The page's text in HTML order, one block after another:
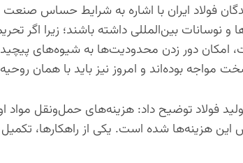
فولاد ایران با اشاره به شرایط حساس
و نوسانات بین‌المللی داشته باشند؛ زیرا
امکان دور زدن محدودیت‌ها به شیوه‌های
مواجه بوده‌اند و امروز نیز باید با همان
فولاد توضیح داد: هزینه‌های حمل‌ونقل
این هزینه‌ها شده است. یکی از راهکارها،